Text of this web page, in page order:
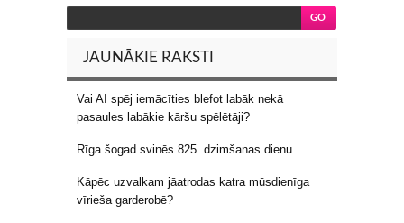
JAUNĀKIE RAKSTI
Vai AI spēj iemācīties blefot labāk nekā
pasaules labākie kāršu spēlētāji?
Rīga šogad svinēs 825. dzimšanas dienu
Kāpēc uzvalkam jāatrodas katra mūsdienīga
vīrieša garderobē?